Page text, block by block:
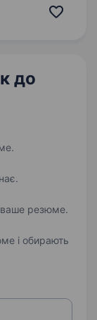
до
ваше резюме.
і обирають